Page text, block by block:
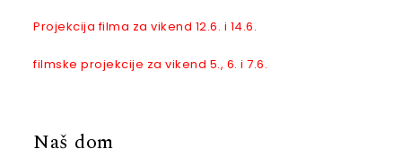
Projekcija filma za vikend 12.6. i 14.6.
filmske projekcije za vikend 5., 6. i 7.6.
Naš dom